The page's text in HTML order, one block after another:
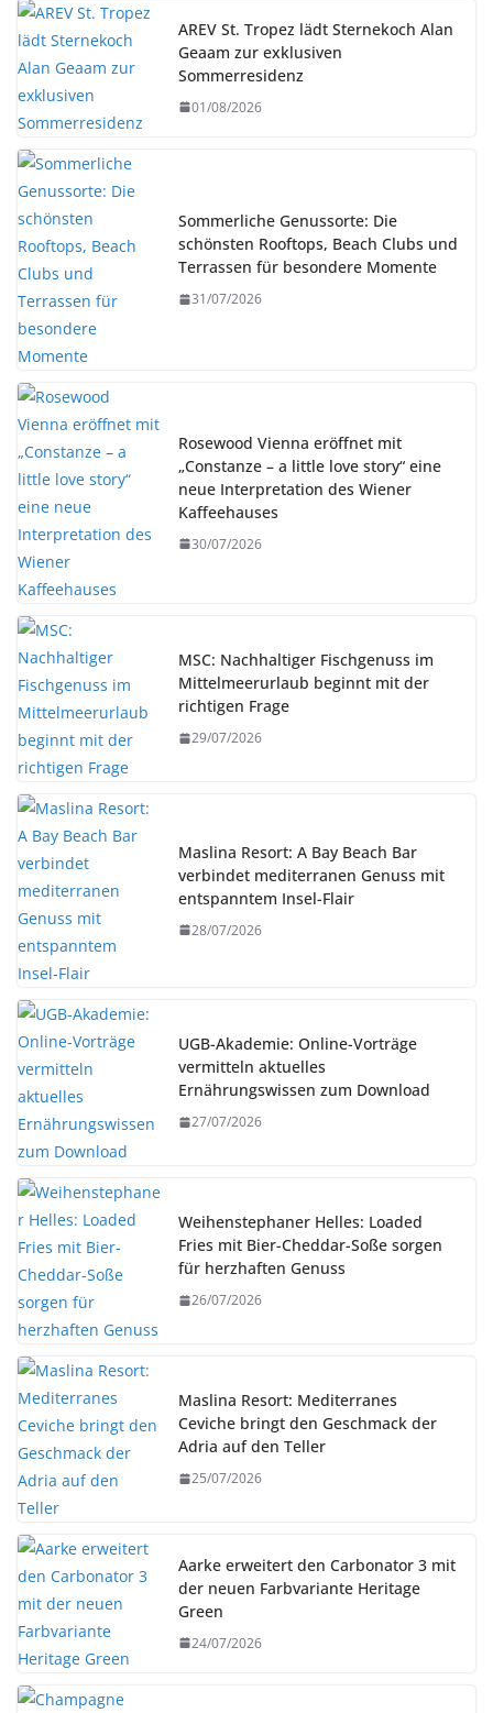
AREV St. Tropez lädt Sternekoch Alan
Geaam zur exklusiven
Sommerresidenz
01/08/2026
Sommerliche Genussorte: Die
schönsten Rooftops, Beach Clubs und
Terrassen für besondere Momente
31/07/2026
Rosewood Vienna eröffnet mit
„Constanze – a little love story“ eine
neue Interpretation des Wiener
Kaffeehauses
30/07/2026
MSC: Nachhaltiger Fischgenuss im
Mittelmeerurlaub beginnt mit der
richtigen Frage
29/07/2026
Maslina Resort: A Bay Beach Bar
verbindet mediterranen Genuss mit
entspanntem Insel-Flair
28/07/2026
UGB-Akademie: Online-Vorträge
vermitteln aktuelles
Ernährungswissen zum Download
27/07/2026
Weihenstephaner Helles: Loaded
Fries mit Bier-Cheddar-Soße sorgen
für herzhaften Genuss
26/07/2026
Maslina Resort: Mediterranes
Ceviche bringt den Geschmack der
Adria auf den Teller
25/07/2026
Aarke erweitert den Carbonator 3 mit
der neuen Farbvariante Heritage
Green
24/07/2026